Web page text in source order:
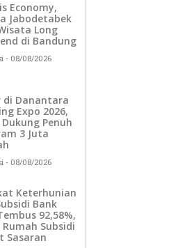
Economy,
Jabodetabek
Long
di Bandung
08/08/2026
di Danantara
Expo 2026,
Dukung Penuh
3 Juta
08/08/2026
Keterhunian
Bank
92,58%,
Subsidi
Sasaran